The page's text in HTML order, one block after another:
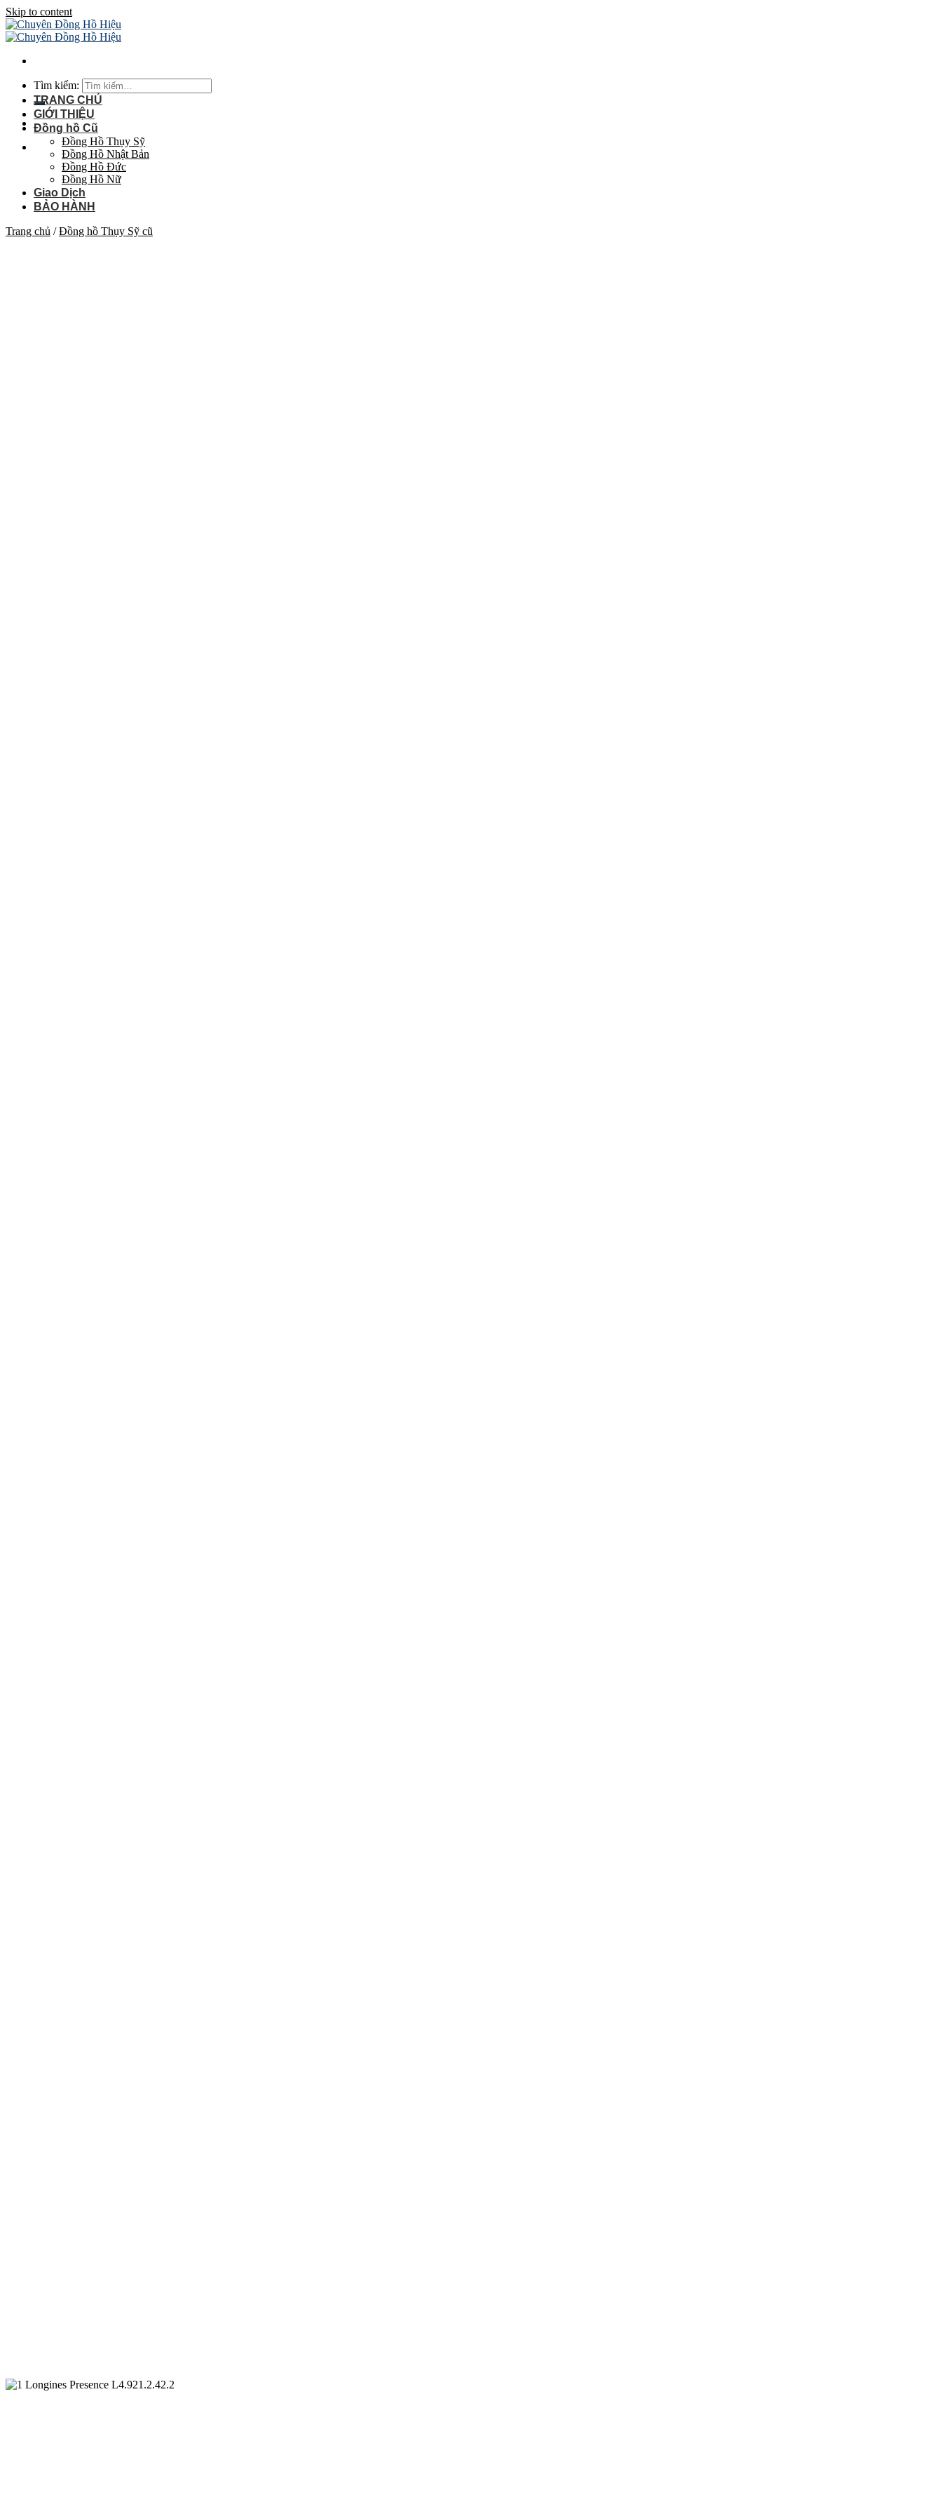
Skip to content
Tìm kiếm:
TRANG CHỦ
GIỚI THIỆU
Đồng hồ Cũ
Đồng Hồ Thụy Sỹ
Đồng Hồ Nhật Bản
Đồng Hồ Đức
Đồng Hồ Nữ
Giao Dịch
BẢO HÀNH
Trang chủ / Đồng hồ Thụy Sỹ cũ